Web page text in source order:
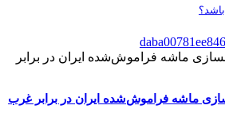
ماشه فراموش‌شده ایران در برابر